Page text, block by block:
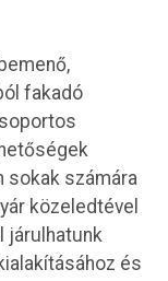
fakadó
számára
közeledtével
járulhatunk
és